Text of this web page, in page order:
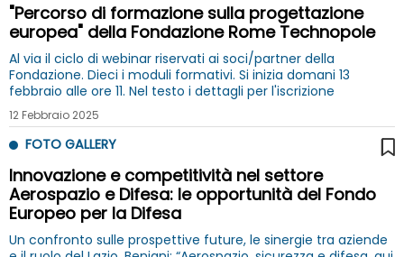
"Percorso di formazione sulla progettazione
europea" della Fondazione Rome Technopole
Al via il ciclo di webinar riservati ai soci/partner della
Fondazione. Dieci i moduli formativi. Si inizia domani 13
febbraio alle ore 11. Nel testo i dettagli per l'iscrizione
12 Febbraio 2025
FOTO GALLERY
Innovazione e competitività nel settore
Aerospazio e Difesa: le opportunità del Fondo
Europeo per la Difesa
Un confronto sulle prospettive future, le sinergie tra aziende